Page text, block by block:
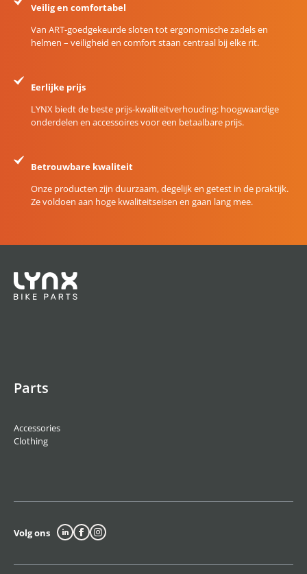
Veilig en comfortabel
Van ART-goedgekeurde sloten tot ergonomische zadels en
helmen – veiligheid en comfort staan centraal bij elke rit.
Eerlijke prijs
LYNX biedt de beste prijs-kwaliteitverhouding: hoogwaardige
onderdelen en accessoires voor een betaalbare prijs.
Betrouwbare kwaliteit
Onze producten zijn duurzaam, degelijk en getest in de praktijk.
Ze voldoen aan hoge kwaliteitseisen en gaan lang mee.
Parts
Accessories
Clothing
Volg ons